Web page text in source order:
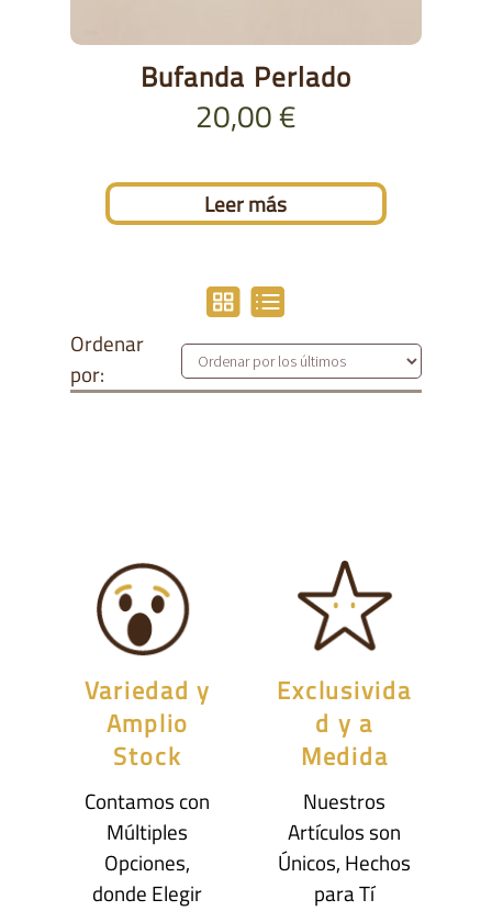
Bufanda Perlado
20,00€
Leer más
Ordenar
por:
Variedad y
Amplio
Stock
Contamos con
Múltiples
Opciones,
donde Elegir
Exclusivida
d y a
Medida
Nuestros
Artículos son
Únicos, Hechos
para Tí